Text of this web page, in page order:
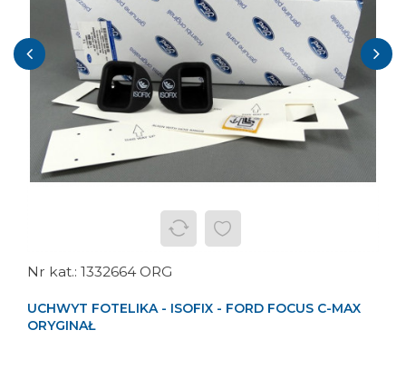
1332664 ORG
UCHWYT FOTELIKA - ISOFIX - FORD FOCUS C-MAX
ORYGINAŁ